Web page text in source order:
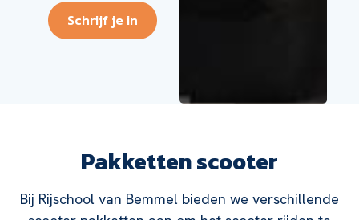
Schrijf je in
Pakketten scooter
Bij Rijschool van Bemmel bieden we verschillende